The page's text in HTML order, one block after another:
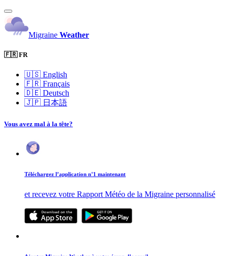
Migraine Weather
🇫🇷 FR
🇺🇸 English
🇫🇷 Français
🇩🇪 Deutsch
🇯🇵 日本語
Vous avez mal à la tête?
Téléchargez l’application n°1 maintenant
et recevez votre Rapport Météo de la Migraine personnalisé